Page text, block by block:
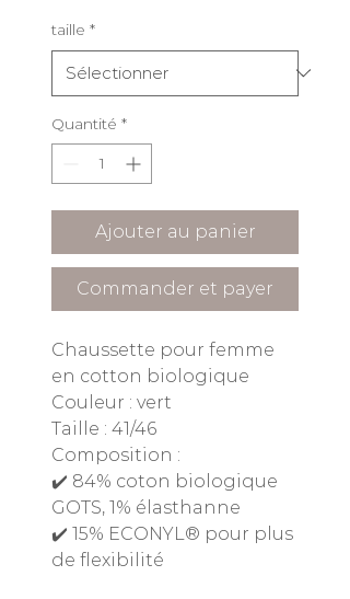
taille *
Quantité *
Ajouter au panier
Commander et payer
Chaussette pour femme
en cotton biologique
Couleur : vert
Taille : 41/46
Composition :
✔️ 84% coton biologique
GOTS, 1% élasthanne
✔️ 15% ECONYL® pour plus
de flexibilité